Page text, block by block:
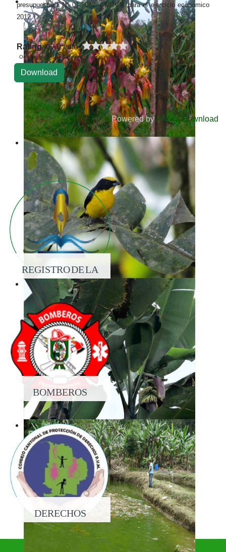
presupuestaria N° 01-2012 -CMPVM para el ejercicio económico
2012.
Rating: 0 / 0 vote
Only registered and logged in users can rate this file
Powered by Phoca Download
REGISTRO DE LA
PROPIEDAD
BOMBEROS
DERECHOS